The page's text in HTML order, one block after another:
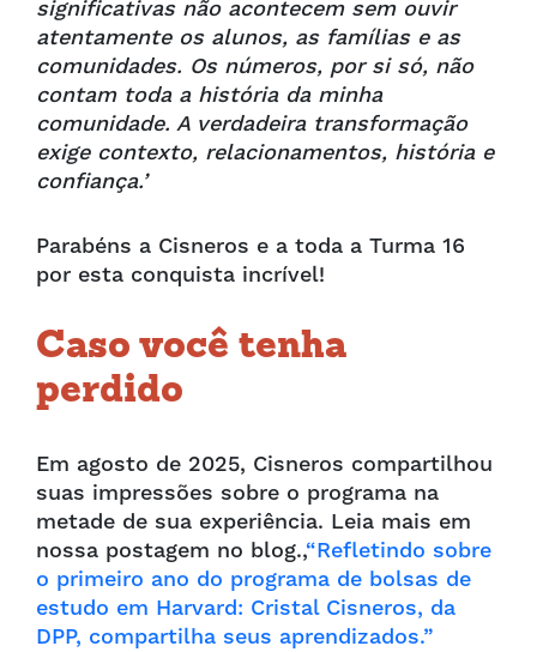
significativas não acontecem sem ouvir
atentamente os alunos, as famílias e as
comunidades. Os números, por si só, não
contam toda a história da minha
comunidade. A verdadeira transformação
exige contexto, relacionamentos, história e
confiança.’
Parabéns a Cisneros e a toda a Turma 16
por esta conquista incrível!
Caso você tenha
perdido
Em agosto de 2025, Cisneros compartilhou
suas impressões sobre o programa na
metade de sua experiência. Leia mais em
nossa postagem no blog.,“Refletindo sobre
o primeiro ano do programa de bolsas de
estudo em Harvard: Cristal Cisneros, da
DPP, compartilha seus aprendizados.”